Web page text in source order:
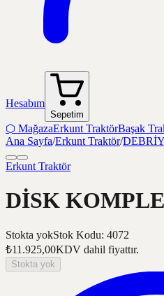
Hesabım
Sepetim
⬡ MağazaErkunt TraktörBaşak
Ana Sayfa/Erkunt Traktör/
Erkunt Traktör
DİSK
Stokta yokStok Kodu: 4072
₺11.925,00KDV dahil fiyattır.
Stokta yok